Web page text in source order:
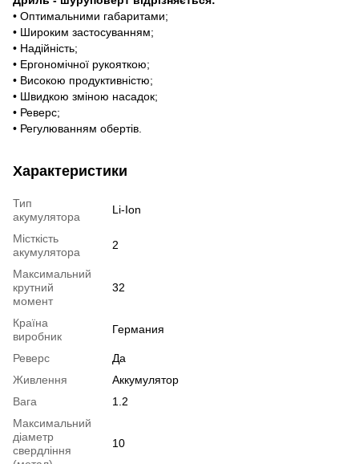
• Оптимальними габаритами;
• Широким застосуванням;
• Надійність;
• Ергономічної рукояткою;
• Високою продуктивністю;
• Швидкою зміною насадок;
• Реверс;
• Регулюванням обертів.
Характеристики
Тип
акумулятора
Li-Ion
Місткість
акумулятора
2
Максимальний
крутний
момент
32
Країна
виробник
Германия
Реверс
Да
Живлення
Аккумулятор
Вага
1.2
Максимальний
діаметр
свердління
10